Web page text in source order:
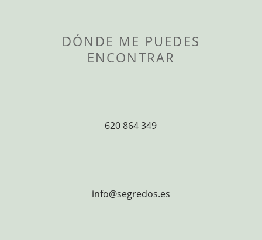
DÓNDE ME PUEDES
ENCONTRAR
620 864 349
info@segredos.es